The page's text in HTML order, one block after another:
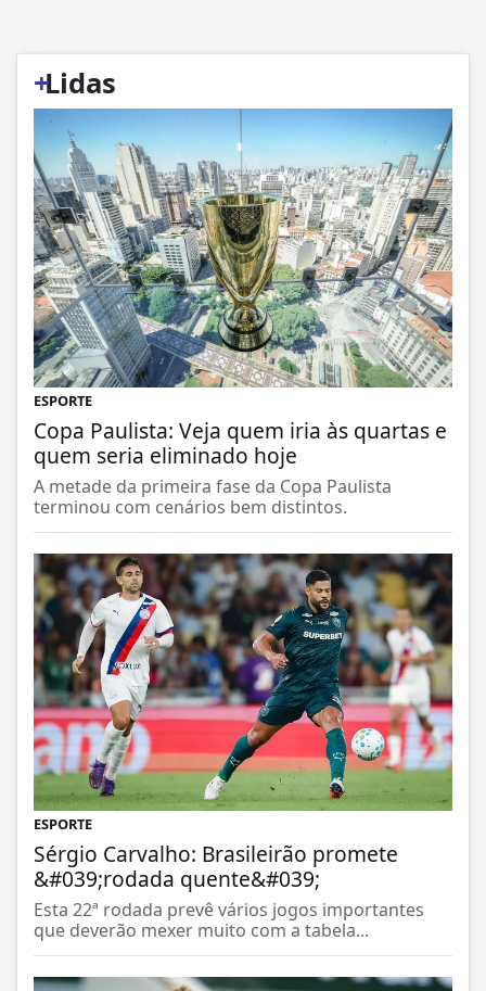
+
Lidas
ESPORTE
Copa Paulista: Veja quem iria às quartas e
quem seria eliminado hoje
A metade da primeira fase da Copa Paulista
terminou com cenários bem distintos.
ESPORTE
Sérgio Carvalho: Brasileirão promete
&#039;rodada quente&#039;
Esta 22ª rodada prevê vários jogos importantes
que deverão mexer muito com a tabela...